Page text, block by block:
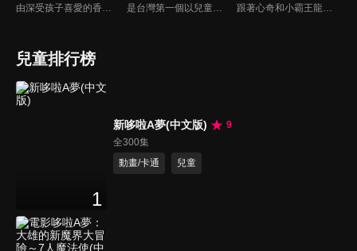
由深受孩子喜愛的香蕉哥哥林掄元遍訪全台，帶領小朋友認識台灣各地的技藝達人，介紹日常生活中息息相關的行業。 是台灣第一個以兒童的視野，帶領大家到食材的產地，了解食材生長的過程，以及農夫種植、養殖的辛苦，深具教育意義節目。透過長達三個月至半年的產地體驗，從一顆種子變成一桌子的菜，讓孩子更能深刻體會到生命的歷程，對食物營養、食品安全的認識，以及食文化的傳承、與環境的調和、對食物的感恩之心。 跟著心奇和小霸王龍的步伐 ，一起遊戲、 一起成長、 一起學習。
兒童排行榜
1
新哆啦A夢(中文版)
9
全300集
動畫/卡通
兒童